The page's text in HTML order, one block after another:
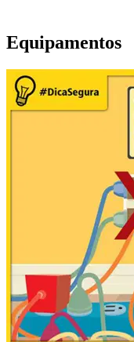
Equipamentos